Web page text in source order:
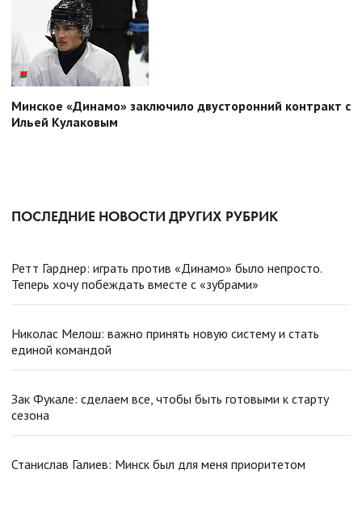
Минское «Динамо» заключило двусторонний контракт с
Ильей Кулаковым
ПОСЛЕДНИЕ НОВОСТИ ДРУГИХ РУБРИК
Ретт Гарднер: играть против «Динамо» было непросто.
Теперь хочу побеждать вместе с «зубрами»
Николас Мелош: важно принять новую систему и стать
единой командой
Зак Фукале: сделаем все, чтобы быть готовыми к старту
сезона
Станислав Галиев: Минск был для меня приоритетом